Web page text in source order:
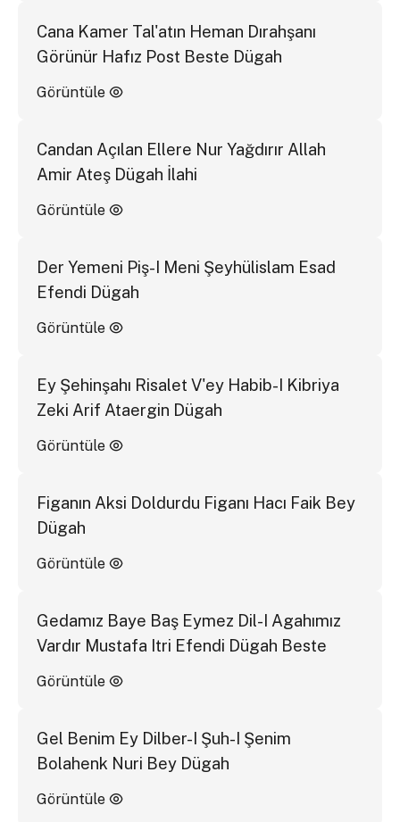
Cana Kamer Tal'atın Heman Dırahşanı
Görünür Hafız Post Beste Dügah
Görüntüle
Candan Açılan Ellere Nur Yağdırır Allah
Amir Ateş Dügah İlahi
Görüntüle
Der Yemeni Piş-I Meni Şeyhülislam Esad
Efendi Dügah
Görüntüle
Ey Şehinşahı Risalet V'ey Habib-I Kibriya
Zeki Arif Ataergin Dügah
Görüntüle
Figanın Aksi Doldurdu Figanı Hacı Faik Bey
Dügah
Görüntüle
Gedamız Baye Baş Eymez Dil-I Agahımız
Vardır Mustafa Itri Efendi Dügah Beste
Görüntüle
Gel Benim Ey Dilber-I Şuh-I Şenim
Bolahenk Nuri Bey Dügah
Görüntüle